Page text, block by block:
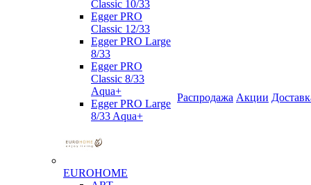
Classic 10/33
Egger PRO
Classic 12/33
Egger PRO Large
8/33
Egger PRO
Classic 8/33
Aqua+
Egger PRO Large
8/33 Aqua+
EUROHOME
Распродажа Акции